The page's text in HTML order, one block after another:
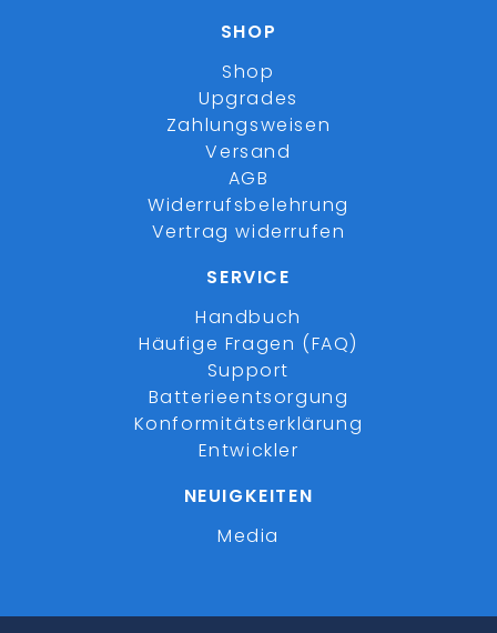
SHOP
Shop
Upgrades
Zahlungsweisen
Versand
AGB
Widerrufsbelehrung
Vertrag widerrufen
SERVICE
Handbuch
Häufige Fragen (FAQ)
Support
Batterieentsorgung
Konformitätserklärung
Entwickler
NEUIGKEITEN
Media